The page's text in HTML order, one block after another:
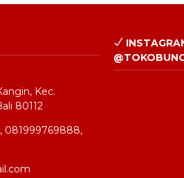
Kec.
80112
081999769888,